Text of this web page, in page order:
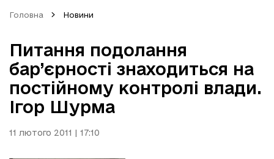
Головна Новини
Питання подолання
бар’єрності знаходиться на
постійному контролі влади.
Ігор Шурма
11 лютого 2011 | 17:10